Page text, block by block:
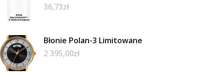
36,73zł
Błonie Polan-3 Limitowane
2 395,00zł